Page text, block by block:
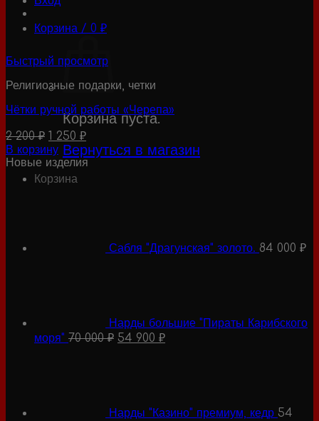
Корзина / 0 ₽
Корзина пуста.
Вернуться в магазин
Корзина
Быстрый просмотр
Религиозные подарки, четки
Чётки ручной работы «Черепа»
2 200₽ Первоначальная
цена
составляла
200 ₽.
1 250 ₽Текущая
цена:
1
В корзину
Новые изделия
Сабля "Драгунская" золото. 84 000 ₽
Нарды большие "Пираты Карибского
моря" 70 000₽ Первоначальная
54 900 ₽Текущая
Нарды "Казино" премиум, кедр 54